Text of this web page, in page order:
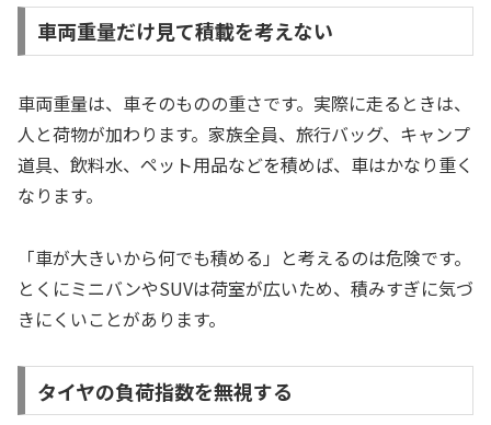
車両重量だけ見て積載を考えない
車両重量は、車そのものの重さです。実際に走るときは、
人と荷物が加わります。家族全員、旅行バッグ、キャンプ
道具、飲料水、ペット用品などを積めば、車はかなり重く
なります。
「車が大きいから何でも積める」と考えるのは危険です。
とくにミニバンやSUVは荷室が広いため、積みすぎに気づ
きにくいことがあります。
タイヤの負荷指数を無視する